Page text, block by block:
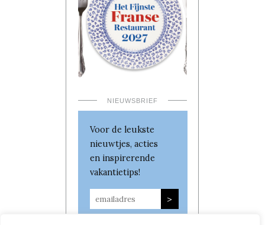
NIEUWSBRIEF
Voor de leukste
nieuwtjes, acties
en inspirerende
vakantietips!